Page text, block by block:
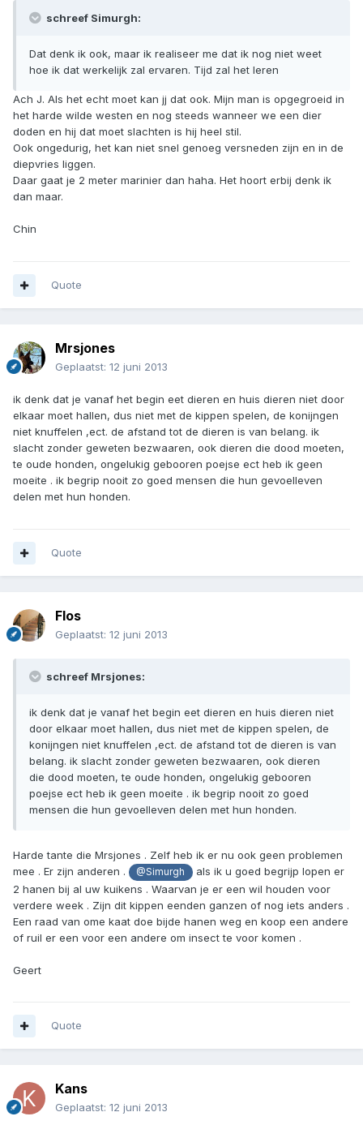
schreef Simurgh:
Dat denk ik ook, maar ik realiseer me dat ik nog niet weet
hoe ik dat werkelijk zal ervaren. Tijd zal het leren
Ach J. Als het echt moet kan jj dat ook. Mijn man is opgegroeid in
het harde wilde westen en nog steeds wanneer we een dier
doden en hij dat moet slachten is hij heel stil.
Ook ongedurig, het kan niet snel genoeg versneden zijn en in de
diepvries liggen.
Daar gaat je 2 meter marinier dan haha. Het hoort erbij denk ik
dan maar.
Chin
Quote
Mrsjones
Geplaatst: 12 juni 2013
ik denk dat je vanaf het begin eet dieren en huis dieren niet door
elkaar moet hallen, dus niet met de kippen spelen, de konijngen
niet knuffelen ,ect. de afstand tot de dieren is van belang. ik
slacht zonder geweten bezwaaren, ook dieren die dood moeten,
te oude honden, ongelukig gebooren poejse ect heb ik geen
moeite . ik begrip nooit zo goed mensen die hun gevoelleven
delen met hun honden.
Quote
Flos
Geplaatst: 12 juni 2013
schreef Mrsjones:
ik denk dat je vanaf het begin eet dieren en huis dieren niet
door elkaar moet hallen, dus niet met de kippen spelen, de
konijngen niet knuffelen ,ect. de afstand tot de dieren is van
belang. ik slacht zonder geweten bezwaaren, ook dieren
die dood moeten, te oude honden, ongelukig gebooren
poejse ect heb ik geen moeite . ik begrip nooit zo goed
mensen die hun gevoelleven delen met hun honden.
Harde tante die Mrsjones . Zelf heb ik er nu ook geen problemen
mee . Er zijn anderen .
@Simurgh
als ik u goed begrijp lopen er
2 hanen bij al uw kuikens . Waarvan je er een wil houden voor
verdere week . Zijn dit kippen eenden ganzen of nog iets anders .
Een raad van ome kaat doe bijde hanen weg en koop een andere
of ruil er een voor een andere om insect te voor komen .
Geert
Quote
Kans
Geplaatst: 12 juni 2013